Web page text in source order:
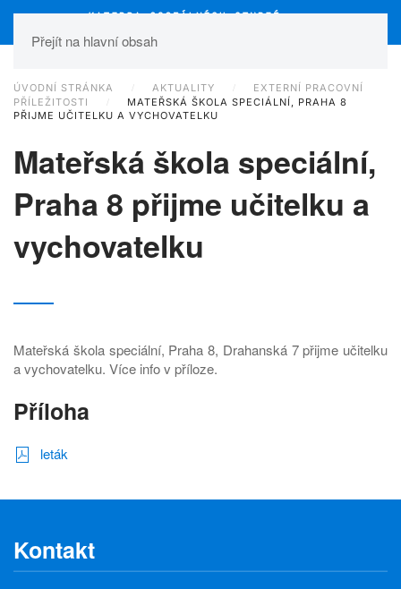
Přejít na hlavní obsah
ÚVODNÍ STRÁNKA AKTUALITY
EXTERNÍ PRACOVNÍ
PŘÍLEŽITOSTI
MATEŘSKÁ ŠKOLA SPECIÁLNÍ, PRAHA 8
PŘIJME UČITELKU A VYCHOVATELKU
Mateřská škola speciální,
Praha 8 přijme učitelku a
vychovatelku
Mateřská škola speciální, Praha 8, Drahanská 7 přijme učitelku
a vychovatelku. Více info v příloze.
Příloha
leták
Kontakt